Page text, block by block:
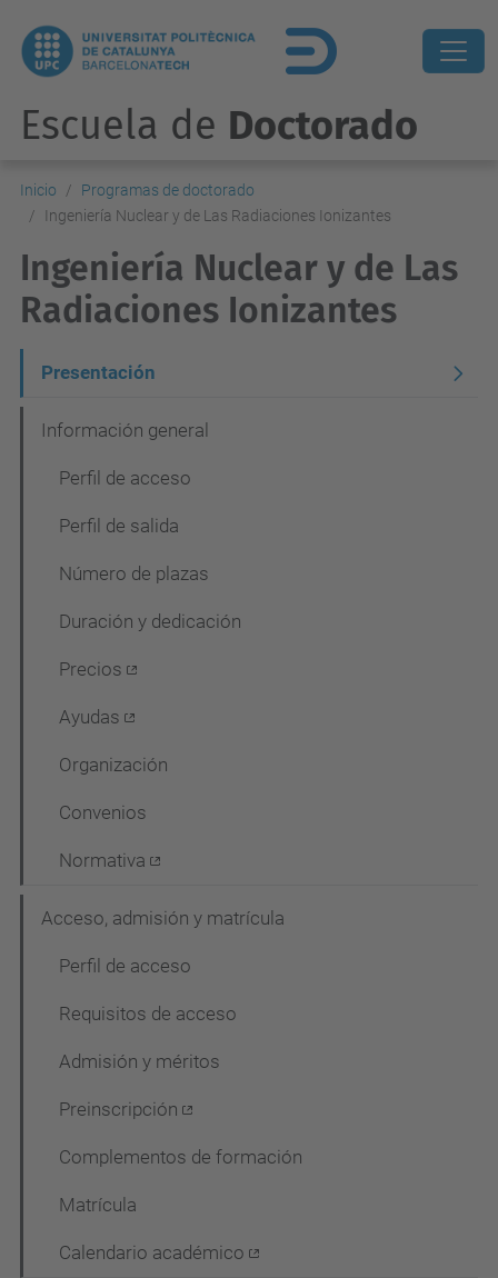
Escuela de Doctorado
Inicio
Programas de doctorado
Ingeniería Nuclear y de Las Radiaciones Ionizantes
Ingeniería Nuclear y de Las
Radiaciones Ionizantes
a
Presentación
Información general
Perfil de acceso
Perfil de salida
Número de plazas
Duración y dedicación
Precios
Ayudas
Organización
Convenios
Normativa
Acceso, admisión y matrícula
Perfil de acceso
Requisitos de acceso
Admisión y méritos
Preinscripción
Complementos de formación
Matrícula
Calendario académico